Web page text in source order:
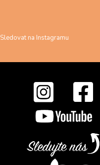
Sledovat na Instagramu